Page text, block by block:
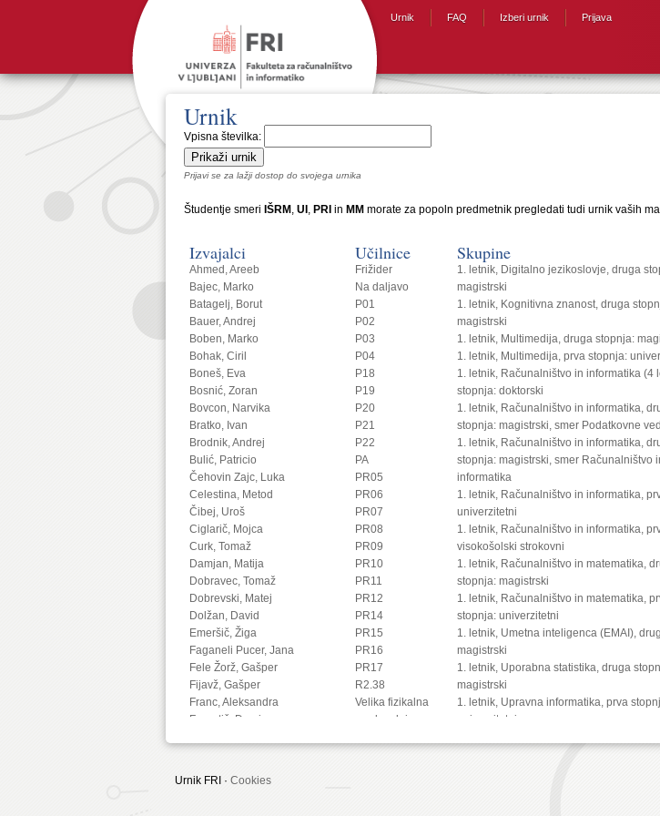
Urnik FAQ Izberi urnik Prijava
Urnik
Vpisna številka:
Prijavi se za lažji dostop do svojega urnika
Študentje smeri IŠRM , UI , PRI in MM morate za popoln predmetnik pregledati tudi urnik vaših
Izvajalci
Ahmed, Areeb
Bajec, Marko
Batagelj, Borut
Bauer, Andrej
Boben, Marko
Bohak, Ciril
Boneš, Eva
Bosnić, Zoran
Bovcon, Narvika
Bratko, Ivan
Brodnik, Andrej
Bulić, Patricio
Čehovin Zajc, Luka
Celestina, Metod
Čibej, Uroš
Ciglarič, Mojca
Curk, Tomaž
Damjan, Matija
Dobravec, Tomaž
Dobrevski, Matej
Dolžan, David
Emeršič, Žiga
Faganeli Pucer, Jana
Fele Žorž, Gašper
Fijavž, Gašper
Franc, Aleksandra
Franetič, Damir
Gec, Sandi
Učilnice
Frižider
Na daljavo
P01
P02
P03
P04
P18
P19
P20
P21
P22
PA
PR05
PR06
PR07
PR08
PR09
PR10
PR11
PR12
PR14
PR15
PR16
PR17
R2.38
Velika fizikalna
predavalnica
Skupine
1. letnik, Digitalno jezikoslovje, druga
magistrski
1. letnik, Kognitivna znanost, druga
magistrski
1. letnik, Multimedija, druga stopnja:
1. letnik, Multimedija, prva stopnja:
1. letnik, Računalništvo in informatika (4
stopnja: doktorski
1. letnik, Računalništvo in informatika,
stopnja: magistrski, smer Podatkovne
1. letnik, Računalništvo in informatika,
stopnja: magistrski, smer Računalništvo
informatika
1. letnik, Računalništvo in informatika,
univerzitetni
1. letnik, Računalništvo in informatika,
visokošolski strokovni
1. letnik, Računalništvo in matematika,
stopnja: magistrski
1. letnik, Računalništvo in matematika,
stopnja: univerzitetni
1. letnik, Umetna inteligenca (EMAI),
magistrski
1. letnik, Uporabna statistika, druga
magistrski
1. letnik, Upravna informatika, prva
univerzitetni
Urnik FRI · Cookies